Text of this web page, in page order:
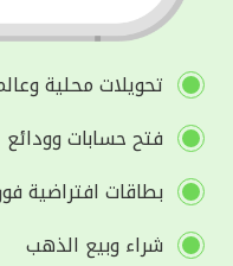
تحويلات محلية
فتح حسابات وودائع
بطاقات افتراضية
شراء وبيع الذهب